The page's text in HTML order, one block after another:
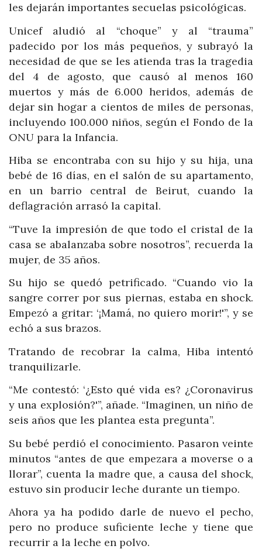
les dejarán importantes secuelas psicológicas.
Unicef aludió al “choque” y al “trauma”
padecido por los más pequeños, y subrayó la
necesidad de que se les atienda tras la tragedia
del 4 de agosto, que causó al menos 160
muertos y más de 6.000 heridos, además de
dejar sin hogar a cientos de miles de personas,
incluyendo 100.000 niños, según el Fondo de la
ONU para la Infancia.
Hiba se encontraba con su hijo y su hija, una
bebé de 16 días, en el salón de su apartamento,
en un barrio central de Beirut, cuando la
deflagración arrasó la capital.
“Tuve la impresión de que todo el cristal de la
casa se abalanzaba sobre nosotros”, recuerda la
mujer, de 35 años.
Su hijo se quedó petrificado. “Cuando vio la
sangre correr por sus piernas, estaba en shock.
Empezó a gritar: ‘¡Mamá, no quiero morir!'”, y se
echó a sus brazos.
Tratando de recobrar la calma, Hiba intentó
tranquilizarle.
“Me contestó: ‘¿Esto qué vida es? ¿Coronavirus
y una explosión?'”, añade. “Imaginen, un niño de
seis años que les plantea esta pregunta”.
Su bebé perdió el conocimiento. Pasaron veinte
minutos “antes de que empezara a moverse o a
llorar”, cuenta la madre que, a causa del shock,
estuvo sin producir leche durante un tiempo.
Ahora ya ha podido darle de nuevo el pecho,
pero no produce suficiente leche y tiene que
recurrir a la leche en polvo.